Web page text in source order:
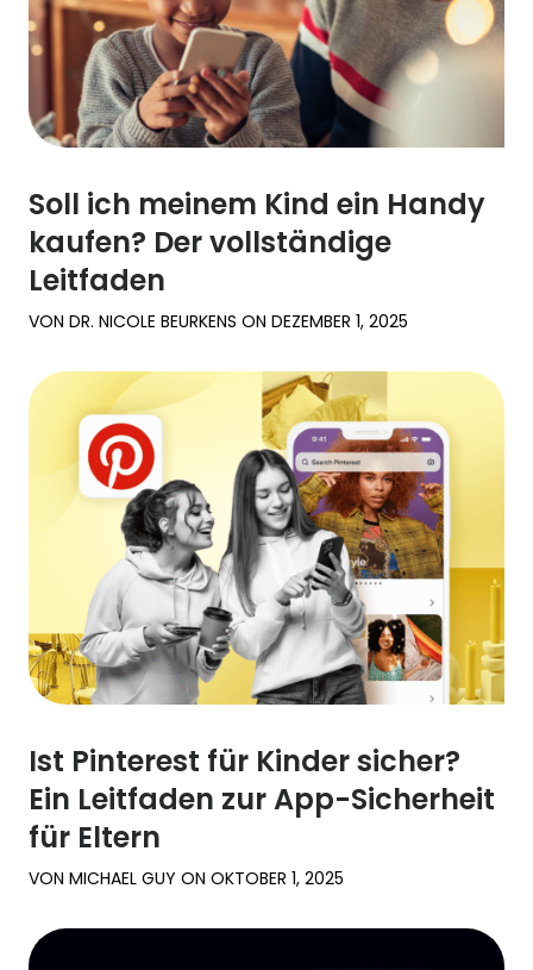
Familienberichte
Lernen
Hilfe
Einloggen Registrieren
Soll ich meinem Kind ein Handy
kaufen? Der vollständige
Leitfaden
VON DR. NICOLE BEURKENS ON DEZEMBER 1, 2025
Ist Pinterest für Kinder sicher?
Ein Leitfaden zur App-Sicherheit
für Eltern
VON MICHAEL GUY ON OKTOBER 1, 2025